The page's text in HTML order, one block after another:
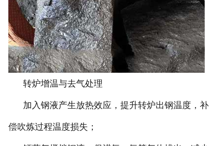
转炉增温与去气处理
加入钢液产生放热效应，提升转炉出钢温度，补
偿吹炼过程温度损失；